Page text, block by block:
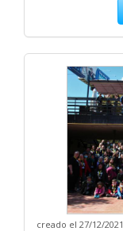
creado el 27/12/2021